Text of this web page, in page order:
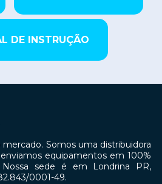
DE INSTRUÇÃO
mercado. Somos uma distribuidora
equipamentos em 100%
sede é em Londrina PR,
0001-49.